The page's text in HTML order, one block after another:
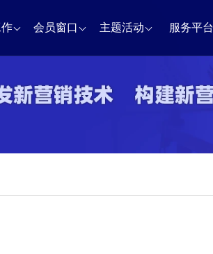
会员窗口 主题活动 服务平台